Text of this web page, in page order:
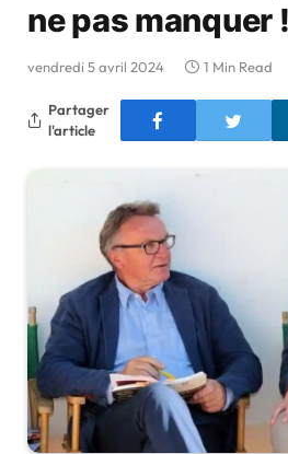
ne pas manquer !
vendredi 5 avril 2024 1 Min Read
Partager
l'article